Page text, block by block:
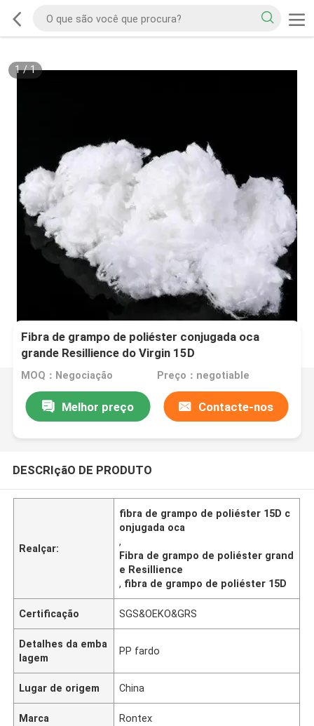
1/1
Fibra de grampo de poliéster conjugada oca
grande Resillience do Virgin 15D
MOQ：Negociação Preço：negotiable
Melhor preço Contacte-nos
DESCRIçãO DE PRODUTO
Realçar:
fibra de grampo de poliéster 15D c
onjugada oca
,
Fibra de grampo de poliéster grand
e Resillience
, fibra de grampo de poliéster 15D
Certificação SGS&OEKO&GRS
Detalhes da emba
lagem
PP fardo
Lugar de origem China
Marca Rontex